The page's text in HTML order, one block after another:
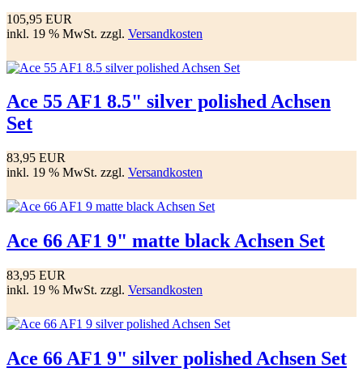
105,95 EUR
inkl. 19 % MwSt. zzgl. Versandkosten
Ace 55 AF1 8.5" silver polished Achsen
Set
83,95 EUR
inkl. 19 % MwSt. zzgl. Versandkosten
Ace 66 AF1 9" matte black Achsen Set
83,95 EUR
inkl. 19 % MwSt. zzgl. Versandkosten
Ace 66 AF1 9" silver polished Achsen Set